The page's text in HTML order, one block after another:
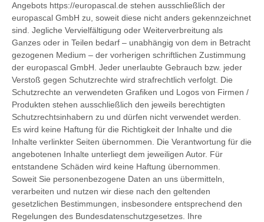
Angebots https://europascal.de stehen ausschließlich der
europascal GmbH zu, soweit diese nicht anders gekennzeichnet
sind. Jegliche Vervielfältigung oder Weiterverbreitung als
Ganzes oder in Teilen bedarf – unabhängig von dem in Betracht
gezogenen Medium – der vorherigen schriftlichen Zustimmung
der europascal GmbH. Jeder unerlaubte Gebrauch bzw. jeder
Verstoß gegen Schutzrechte wird strafrechtlich verfolgt. Die
Schutzrechte an verwendeten Grafiken und Logos von Firmen /
Produkten stehen ausschließlich den jeweils berechtigten
Schutzrechtsinhabern zu und dürfen nicht verwendet werden.
Es wird keine Haftung für die Richtigkeit der Inhalte und die
Inhalte verlinkter Seiten übernommen. Die Verantwortung für die
angebotenen Inhalte unterliegt dem jeweiligen Autor. Für
entstandene Schäden wird keine Haftung übernommen.
Soweit Sie personenbezogene Daten an uns übermitteln,
verarbeiten und nutzen wir diese nach den geltenden
gesetzlichen Bestimmungen, insbesondere entsprechend den
Regelungen des Bundesdatenschutzgesetzes. Ihre